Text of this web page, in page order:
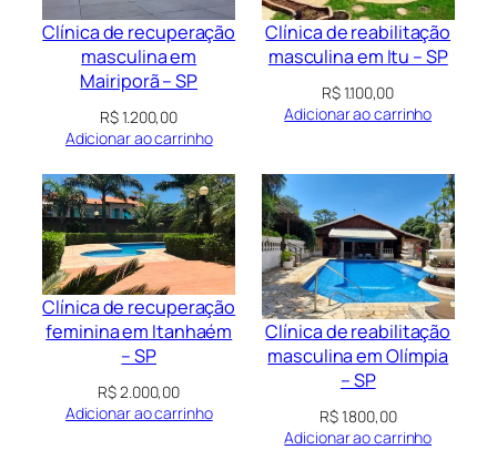
Clínica de recuperação
masculina em
Mairiporã – SP
R$1.200,00
Adicionar ao carrinho
Clínica de reabilitação
masculina em Itu – SP
R$1.100,00
Adicionar ao carrinho
Clínica de recuperação
feminina em Itanhaém
– SP
R$2.000,00
Adicionar ao carrinho
Clínica de reabilitação
masculina em Olímpia
– SP
R$1.800,00
Adicionar ao carrinho